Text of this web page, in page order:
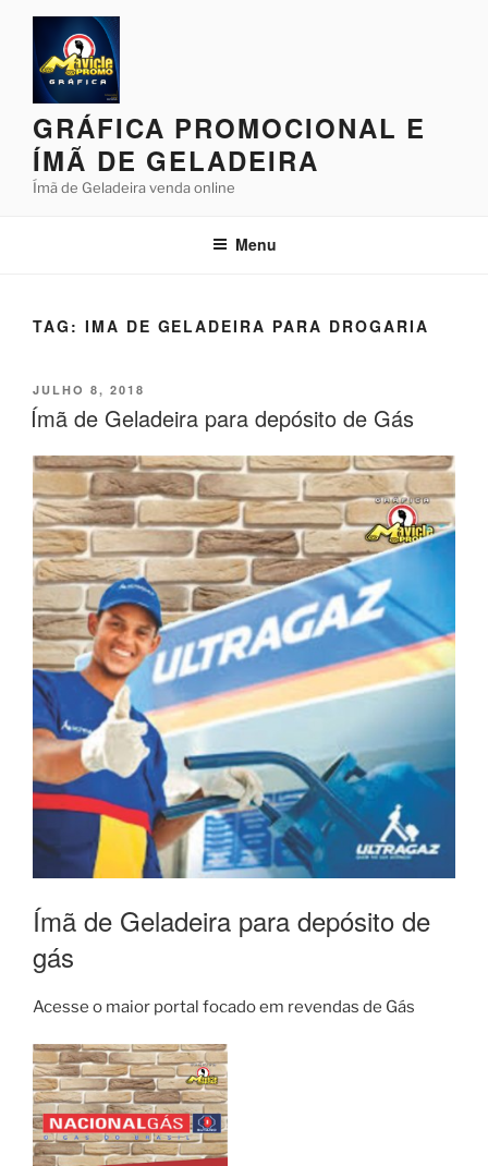
Pular
conteúdo
GRÁFICA PROMOCIONAL E
ÍMÃ DE GELADEIRA
Ímã de Geladeira venda online
Menu
TAG: IMA DE GELADEIRA PARA DROGARIA
PUBLICADO
EM
JULHO 8, 2018
Ímã de Geladeira para depósito de Gás
Ímã de Geladeira para depósito de
gás
Acesse o maior portal focado em revendas de Gás